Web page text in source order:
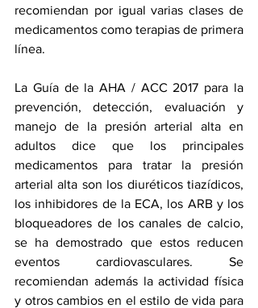
recomiendan por igual varias clases de
medicamentos como terapias de primera
línea.
La Guía de la AHA / ACC 2017 para la
prevención, detección, evaluación y
manejo de la presión arterial alta en
adultos dice que los principales
medicamentos para tratar la presión
arterial alta son los diuréticos tiazídicos,
los inhibidores de la ECA, los ARB y los
bloqueadores de los canales de calcio,
se ha demostrado que estos reducen
eventos cardiovasculares. Se
recomiendan además la actividad física
y otros cambios en el estilo de vida para